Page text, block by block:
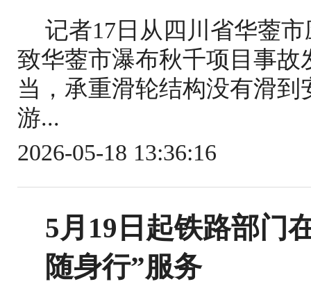
记者17日从四川省华蓥
致华蓥市瀑布秋千项目事
当，承重滑轮结构没有滑
游...
2026-05-18 13:36:16
5月19日起铁路部门
随身行”服务